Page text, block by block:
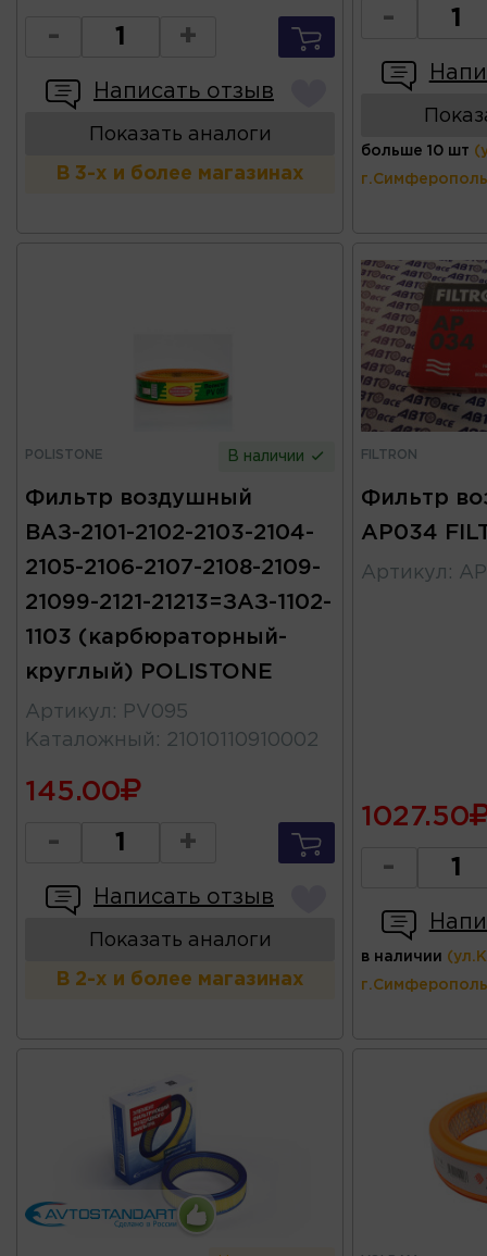
- +
Написать отзыв
Показать аналоги
В 3-х и более магазинах
-
больше 10 шт
POLISTONE В наличии
Фильтр воздушный
ВАЗ-2101-2102-2103-2104-
2105-2106-2107-2108-2109-
21099-2121-21213=ЗАЗ-1102-
1103 (карбюраторный-
круглый) POLISTONE
Артикул :
PV095
Каталожный : 21010110910002
145.00
- +
Написать отзыв
Показать аналоги
В 2-х и более магазинах
FILTRON
Фильтр
AP034
Артикул :
1027.50
-
в наличии